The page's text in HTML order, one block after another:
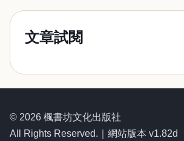
文章試閱
© 2026 楓書坊文化出版社
All Rights Reserved.｜網站版本 v1.82d